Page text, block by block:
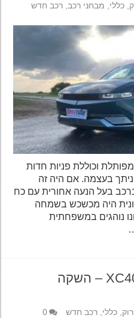
כללי,מבחני רכב,רכב חדש
דרך כביש 7212 מפותלת וכוללת פניות חדות
בעצמה. אם היה זה
בעל הנעה אחורית עם כח
היה מכשכש בשמחה
נוהגים במשפחתית
וולוו XC40 Recharge Pure – השקה
,כללי,רכב חדש 0